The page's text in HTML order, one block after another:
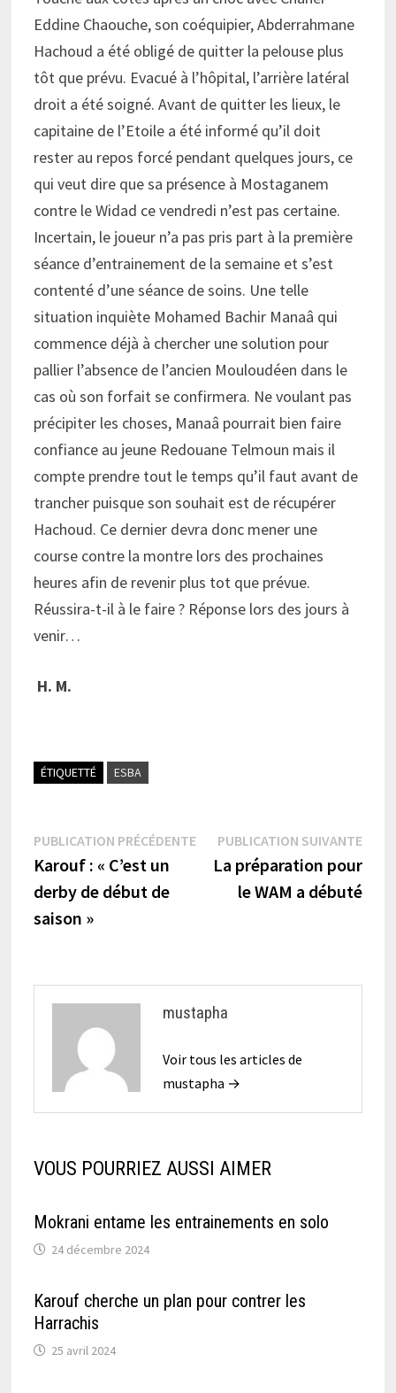
Eddine Chaouche, son coéquipier, Abderrahmane
Hachoud a été obligé de quitter la pelouse plus
tôt que prévu. Evacué à l’hôpital, l’arrière latéral
droit a été soigné. Avant de quitter les lieux, le
capitaine de l’Etoile a été informé qu’il doit
rester au repos forcé pendant quelques jours, ce
qui veut dire que sa présence à Mostaganem
contre le Widad ce vendredi n’est pas certaine.
Incertain, le joueur n’a pas pris part à la première
séance d’entrainement de la semaine et s’est
contenté d’une séance de soins. Une telle
situation inquiète Mohamed Bachir Manaâ qui
commence déjà à chercher une solution pour
pallier l’absence de l’ancien Mouloudéen dans le
cas où son forfait se confirmera. Ne voulant pas
précipiter les choses, Manaâ pourrait bien faire
confiance au jeune Redouane Telmoun mais il
compte prendre tout le temps qu’il faut avant de
trancher puisque son souhait est de récupérer
Hachoud. Ce dernier devra donc mener une
course contre la montre lors des prochaines
heures afin de revenir plus tot que prévue.
Réussira-t-il à le faire ? Réponse lors des jours à
venir…
H. M.
ÉTIQUETTÉ ESBA
Navigation
de
l’article
PUBLICATION PRÉCÉDENTEPublication
précédente :
Karouf : « C’est un
derby de début de
saison »
PUBLICATION SUIVANTE
La préparation pour
le WAM a débuté
mustapha
Voir tous les articles de
mustapha →
VOUS POURRIEZ AUSSI AIMER
Mokrani entame les entrainements en solo
24 décembre 2024
Karouf cherche un plan pour contrer les
Harrachis
25 avril 2024